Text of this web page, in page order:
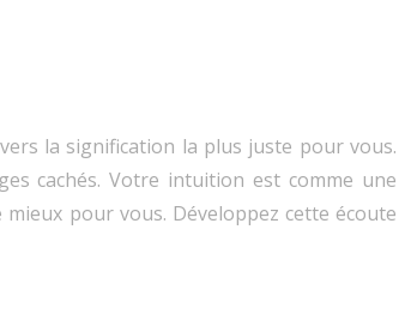
la signification la plus juste pour vous.
cachés. Votre intuition est comme une
pour vous. Développez cette écoute